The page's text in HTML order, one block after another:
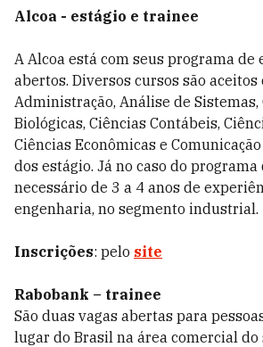
Alcoa - estágio e trainee
A Alcoa está com seus programa de
abertos. Diversos cursos são aceitos
Administração, Análise de Sistemas,
Biológicas, Ciências Contábeis,
Ciências Econômicas e
dos estágio. Já no caso do programa
necessário de 3 a 4 anos de
engenharia, no segmento industrial.
Inscrições: pelo site
Rabobank – trainee
São duas vagas abertas para
lugar do Brasil na área comercial do